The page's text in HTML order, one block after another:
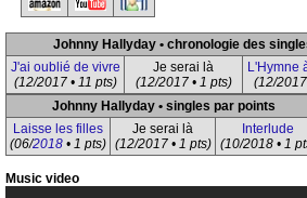
Johnny Hallyday • chronologie des
J'ai oublié de vivre
(12/2017 • 11 pts)
Je serai là
(12/2017 • 1 pts)
L'Hymne
(12/
Johnny Hallyday • singles par points
Laisse les filles
(06/2018 • 1 pts)
Je serai là
(12/2017 • 1 pts)
Interlude
(10/2018 • 1
Music video